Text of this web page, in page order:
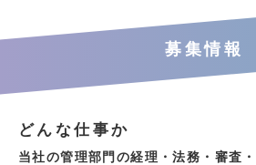
募集情報
どんな仕事か
当社の管理部門の経理・法務・審査